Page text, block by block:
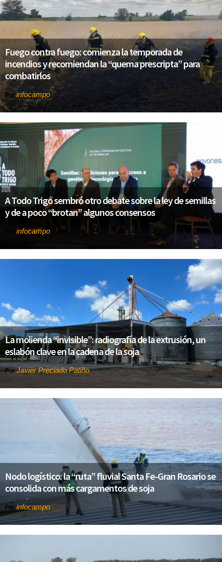
Fuego contra fuego: comienza la temporada de
incendios y recomiendan la “quema prescripta” para
combatirlos
Porinfocampo
A Todo Trigo sembró otro debate sobre la ley de semillas
y de a poco “brotan” algunos consensos
infocampo
La molienda “invisible”: radiografía de la extrusión, un
eslabón clave en la cadena de la soja
Por Javier Preciado Patiño
Nodo logístico: la “ruta” fluvial Santa Fe-Gran Rosario se
consolida con más cargamentos de soja
Por infocampo